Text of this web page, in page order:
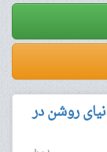
روشن در